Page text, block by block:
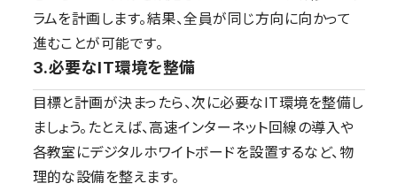
ラムを計画します。結果、全員が同じ方向に向かって
進むことが可能です。
3.必要なIT環境を整備
目標と計画が決まったら、次に必要なIT環境を整備し
ましょう。たとえば、高速インターネット回線の導入や
各教室にデジタルホワイトボードを設置するなど、物
理的な設備を整えます。